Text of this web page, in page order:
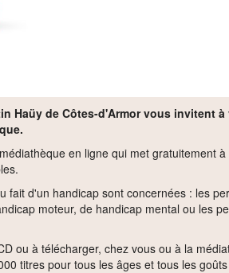
Haüy de Côtes-d'Armor vous invitent
en ligne qui met gratuitement
fait d'un handicap sont concernées : les
moteur, de handicap mental ou les
ou à télécharger, chez vous ou à la
titres pour tous les âges et tous les